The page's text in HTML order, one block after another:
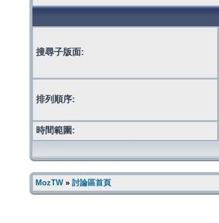
搜尋子版面:
排列順序:
時間範圍:
MozTW» 討論區首頁